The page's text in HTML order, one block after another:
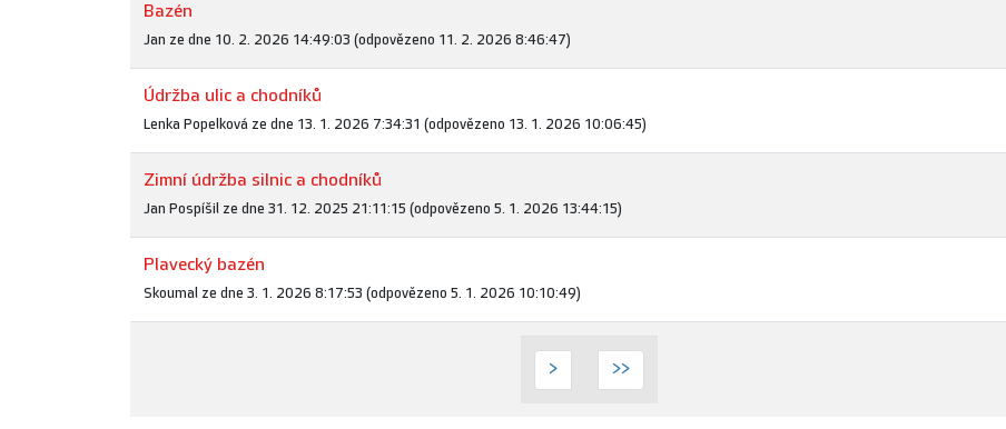
Bazén
Jan ze dne 10. 2. 2026 14:49:03 (odpovězeno 11. 2. 2026 8:46:47)
Údržba ulic a chodníků
Lenka Popelková ze dne 13. 1. 2026 7:34:31 (odpovězeno 13. 1. 2026 10:06:45)
Zimní údržba silnic a chodníků
Jan Pospíšil ze dne 31. 12. 2025 21:11:15 (odpovězeno 5. 1. 2026 13:44:15)
Plavecký bazén
Skoumal ze dne 3. 1. 2026 8:17:53 (odpovězeno 5. 1. 2026 10:10:49)
> >>